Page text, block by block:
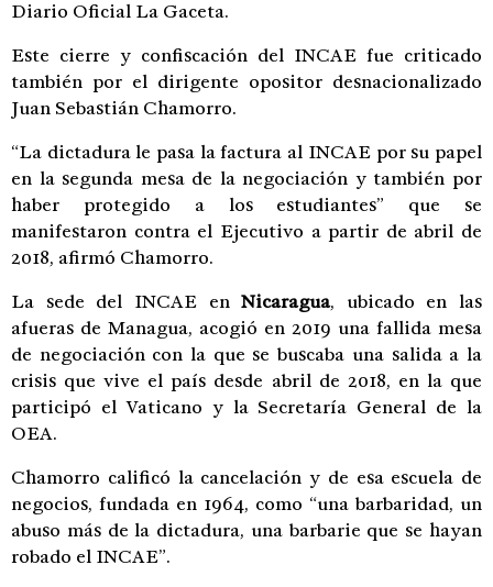
Diario Oficial La Gaceta.
Este cierre y confiscación del INCAE fue criticado
también por el dirigente opositor desnacionalizado
Juan Sebastián Chamorro.
“La dictadura le pasa la factura al INCAE por su papel
en la segunda mesa de la negociación y también por
haber protegido a los estudiantes” que se
manifestaron contra el Ejecutivo a partir de abril de
2018, afirmó Chamorro.
La sede del INCAE enNicaragua, ubicado en las
afueras de Managua, acogió en 2019 una fallida mesa
de negociación con la que se buscaba una salida a la
crisis que vive el país desde abril de 2018, en la que
participó el Vaticano y la Secretaría General de la
OEA.
Chamorro calificó la cancelación y de esa escuela de
negocios, fundada en 1964, como “una barbaridad, un
abuso más de la dictadura, una barbarie que se hayan
robado el INCAE”.